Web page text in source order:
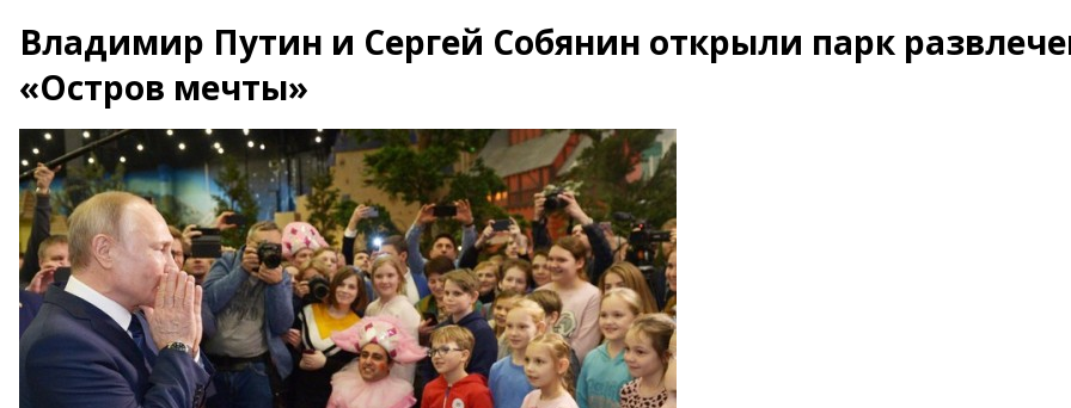
Владимир Путин и Сергей Собянин открыли парк
«Остров мечты»